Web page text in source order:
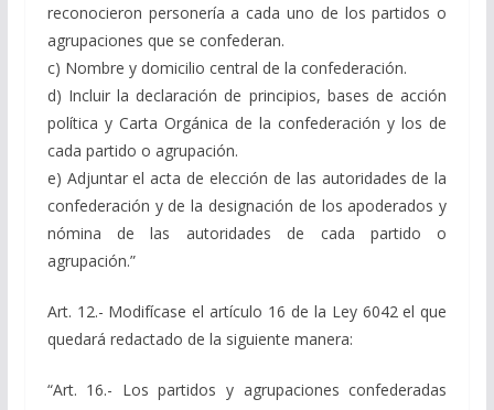
reconocieron personería a cada uno de los partidos o
agrupaciones que se confederan.
c) Nombre y domicilio central de la confederación.
d) Incluir la declaración de principios, bases de acción
política y Carta Orgánica de la confederación y los de
cada partido o agrupación.
e) Adjuntar el acta de elección de las autoridades de la
confederación y de la designación de los apoderados y
nómina de las autoridades de cada partido o
agrupación.”
Art. 12.- Modifícase el artículo 16 de la Ley 6042 el que
quedará redactado de la siguiente manera:
“Art. 16.- Los partidos y agrupaciones confederadas